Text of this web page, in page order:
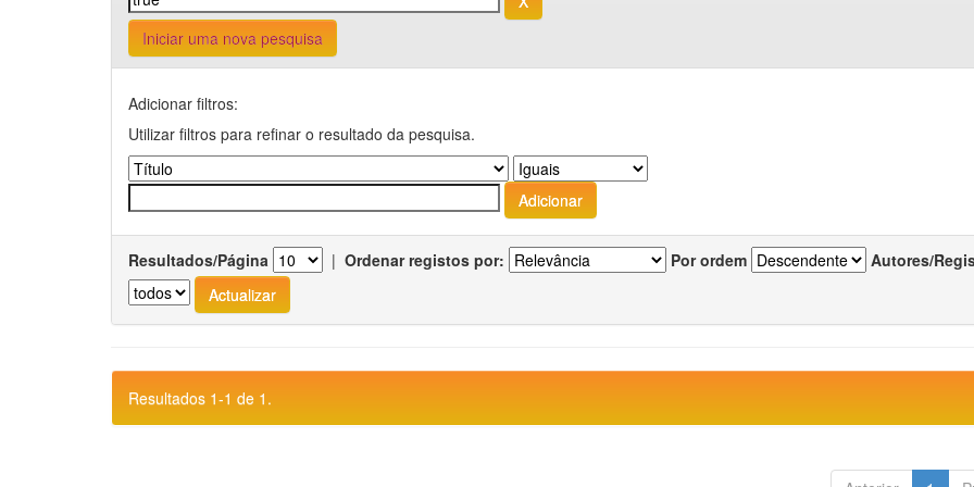
Iniciar uma nova pesquisa
Adicionar filtros:
Utilizar filtros para refinar o resultado da pesquisa.
Resultados/Página | Ordenar registos por: Por ordem Autores/
Resultados 1-1 de 1.